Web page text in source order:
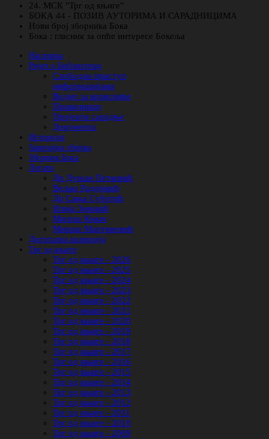
24. МСК "Трг од књиге"
БОКА 44 - ПОЗИВ АУТОРИМА И САРАДНИЦИМА
Нови број зборника Бока
Бока : гласник за опће интересе Бокеља
Насловна
Ријеч о Библиотеци
Слободан приступ
информацијама
Водич за кориснике
Правилници
Пројекти сарадње
Документа
Историјат
Завичајна збирка
Зборник Бока
Легати
Др Душан Петковић
Вељко Радојевић
Др Сања Суботић
Илија Зековић
Милош Ковач
Мираш Мартиновић
Дигитална колекција
Трг од књиге
Трг од књиге - 2026
Трг од књиге - 2025
Трг од књиге - 2024
Трг од књиге - 2023
Трг од књиге - 2022
Трг од књиге - 2021
Трг од књиге - 2020
Трг од књиге - 2019
Трг од књиге - 2018
Трг од књиге - 2017
Трг од књиге - 2016
Трг од књиге - 2015
Трг од књиге - 2014
Трг од књиге - 2013
Трг од књиге - 2012
Трг од књиге - 2011
Трг од књиге - 2010
Трг од књиге - 2009